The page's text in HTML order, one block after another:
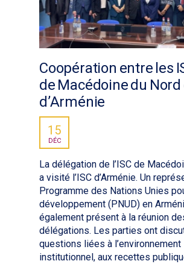
Coopération entre les
de Macédoine du Nord
d’Arménie
15
DÉC
La délégation de l’ISC de
a visité l’ISC d’Arménie. Un
Programme des Nations Unies
développement (PNUD) en
également présent à la réunion
délégations. Les parties ont
questions liées à l’environnement
institutionnel, aux recettes